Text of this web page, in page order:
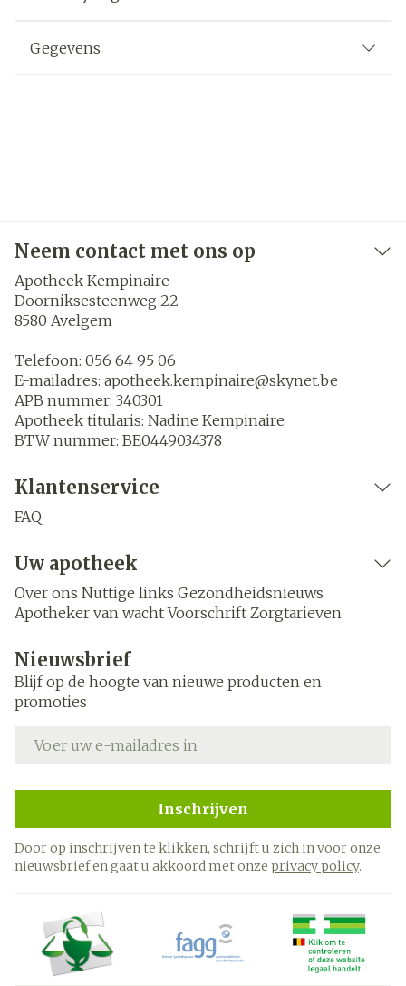
Gegevens
Neem contact met ons op
Apotheek Kempinaire
Doorniksesteenweg 22
8580 Avelgem
Telefoon: 056 64 95 06
E-mailadres: apotheek.kempinaire@skynet.be
APB nummer: 340301
Apotheek titularis: Nadine Kempinaire
BTW nummer: BE0449034378
Klantenservice
FAQ
Uw apotheek
Over ons Nuttige links Gezondheidsnieuws
Apotheker van wacht Voorschrift Zorgtarieven
Nieuwsbrief
Blijf op de hoogte van nieuwe producten en
promoties
Inschrijven
Door op inschrijven te klikken, schrijft u zich in voor onze
nieuwsbrief en gaat u akkoord met onze privacy policy.